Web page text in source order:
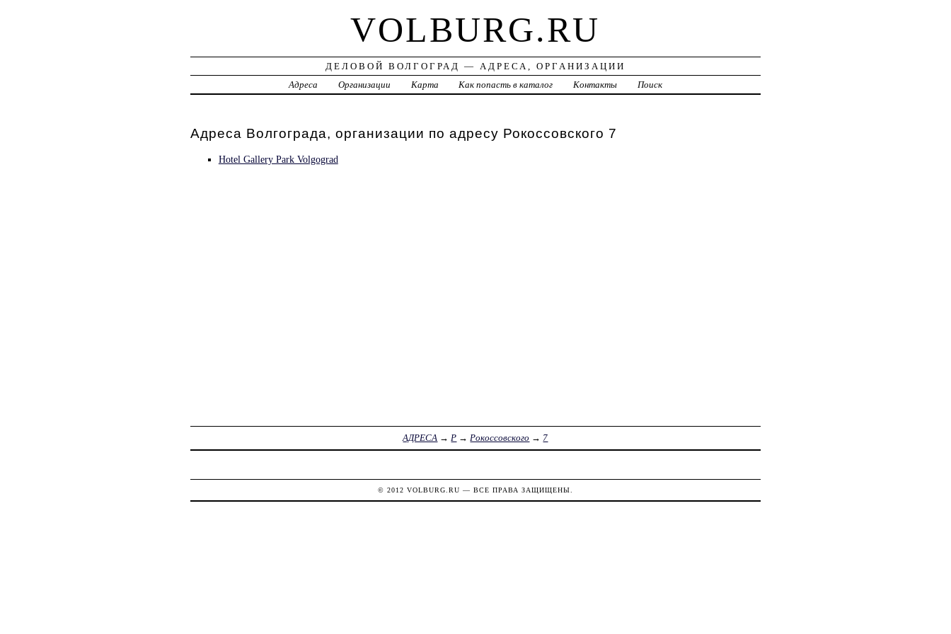
VOLBURG.RU
ДЕЛОВОЙ ВОЛГОГРАД — АДРЕСА, ОРГАНИЗАЦИИ
Адреса
Организации Карта Как попасть в каталог Контакты Поиск
Адреса Волгограда, организации по адресу Рокоссовского 7
Hotel Gallery Park Volgograd
АДРЕСА →Р →Рокоссовского → 7
© 2012 VOLBURG.RU — ВСЕ ПРАВА ЗАЩИЩЕНЫ.